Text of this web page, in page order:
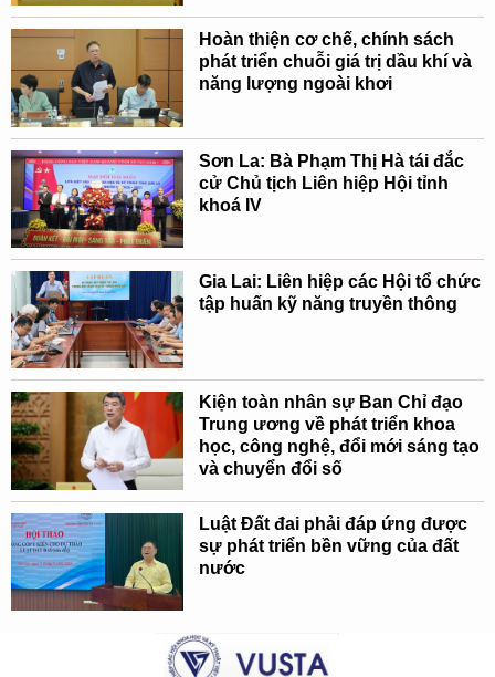
Hoàn thiện cơ chế, chính sách
phát triển chuỗi giá trị dầu khí và
năng lượng ngoài khơi
Sơn La: Bà Phạm Thị Hà tái đắc
cử Chủ tịch Liên hiệp Hội tỉnh
khoá IV
Gia Lai: Liên hiệp các Hội tổ chức
tập huấn kỹ năng truyền thông
Kiện toàn nhân sự Ban Chỉ đạo
Trung ương về phát triển khoa
học, công nghệ, đổi mới sáng tạo
và chuyển đổi số
Luật Đất đai phải đáp ứng được
sự phát triển bền vững của đất
nước